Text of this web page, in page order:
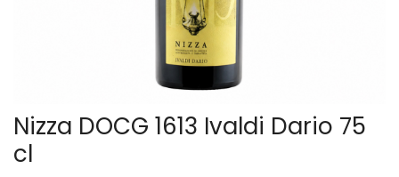
Nizza DOCG 1613 Ivaldi Dario 75
cl